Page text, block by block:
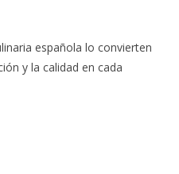
española lo convierten
y la calidad en cada